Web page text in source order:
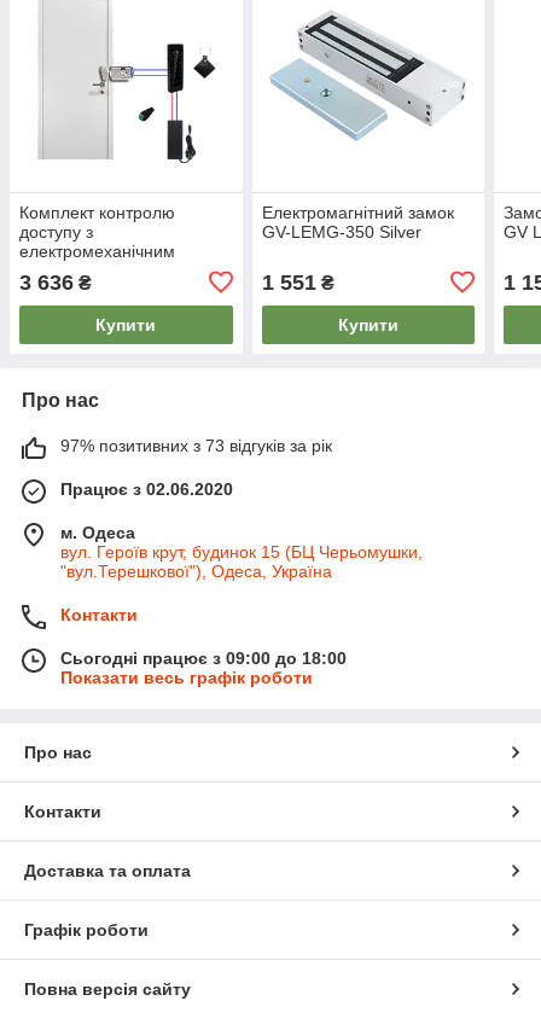
Комплект контролю
доступу з
електромеханічним
3 636 ₴
Купити
Електромагнітний замок
GV-LEMG-350 Silver
1 551₴
Купити
GV
1
Про нас
97% позитивних з 73 відгуків за рік
Працює з 02.06.2020
м. Одеса
вул. Героїв крут, будинок 15 (БЦ Черьомушки,
"вул.Терешкової"), Одеса, Україна
Контакти
Сьогодні працює з 09:00 до 18:00
Показати весь графік роботи
Про нас
Контакти
Доставка та оплата
Графік роботи
Повна версія сайту